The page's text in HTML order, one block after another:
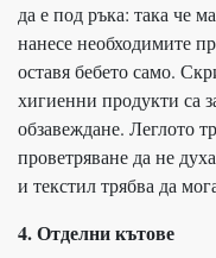
да е под ръка: така че
нанесе необходимите
оставя бебето само.
хигиенни продукти са
обзавеждане. Леглото
проветряване да не
и текстил трябва да
4. Отделни кътове